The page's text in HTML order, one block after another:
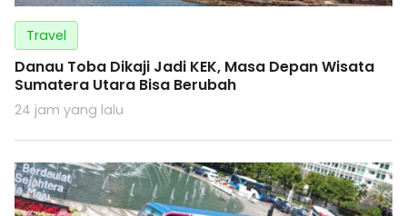
Travel
Danau Toba Dikaji Jadi KEK, Masa Depan Wisata
Sumatera Utara Bisa Berubah
24 jam yang lalu